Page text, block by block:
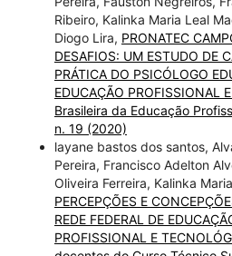
Ribeiro, Kalinka Maria Leal
Diogo Lira, PRONATEC
DESAFIOS: UM ESTUDO DE
PRÁTICA DO PSICÓLOGO
EDUCAÇÃO PROFISSIONAL
Brasileira da Educação
n. 19 (2020)
layane bastos dos santos,
Pereira, Francisco Adelton
Oliveira Ferreira, Kalinka
PERCEPÇÕES E
REDE FEDERAL DE
PROFISSIONAL E